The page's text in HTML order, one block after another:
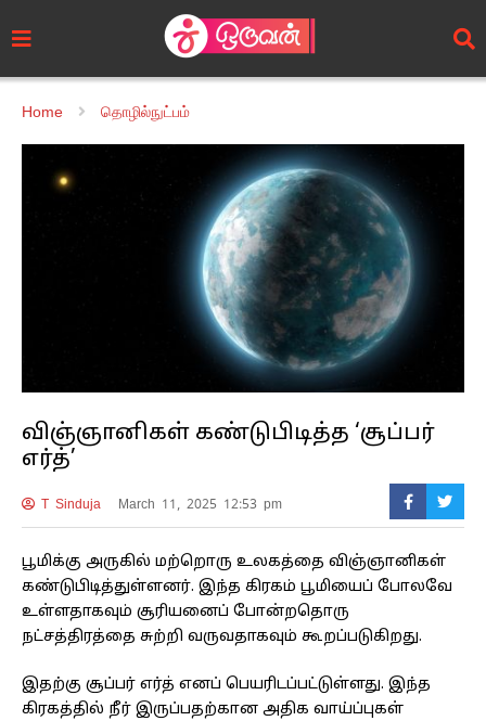
Home தொழில்நுட்பம்
விஞ்ஞானிகள் கண்டுபிடித்த ‘சூப்பர்
எர்த்’
T Sinduja March 11, 2025 12:53 pm
பூமிக்கு அருகில் மற்றொரு உலகத்தை விஞ்ஞானிகள்
கண்டுபிடித்துள்ளனர். இந்த கிரகம் பூமியைப் போலவே
உள்ளதாகவும் சூரியனைப் போன்றதொரு
நட்சத்திரத்தை சுற்றி வருவதாகவும் கூறப்படுகிறது.
இதற்கு சூப்பர் எர்த் எனப் பெயரிடப்பட்டுள்ளது. இந்த
கிரகத்தில் நீர் இருப்பதற்கான அதிக வாய்ப்புகள்